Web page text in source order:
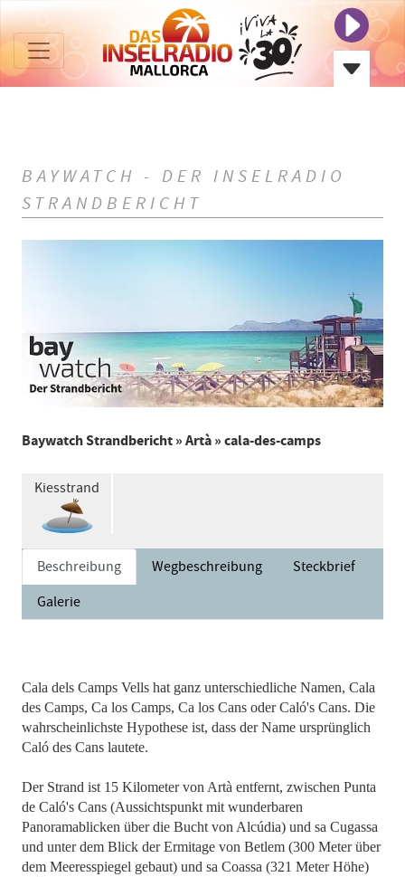
BAYWATCH - DER INSELRADIO
STRANDBERICHT
Baywatch Strandbericht»Artà» cala-des-camps
Kiesstrand
Beschreibung Wegbeschreibung
Steckbrief
Galerie
Cala dels Camps Vells hat ganz unterschiedliche Namen, Cala
des Camps, Ca los Camps, Ca los Cans oder Caló's Cans. Die
wahrscheinlichste Hypothese ist, dass der Name ursprünglich
Caló des Cans lautete.
Der Strand ist 15 Kilometer von Artà entfernt, zwischen Punta
de Caló's Cans (Aussichtspunkt mit wunderbaren
Panoramablicken über die Bucht von Alcúdia) und sa Cugassa
und unter dem Blick der Ermitage von Betlem (300 Meter über
dem Meeresspiegel gebaut) und sa Coassa (321 Meter Höhe)